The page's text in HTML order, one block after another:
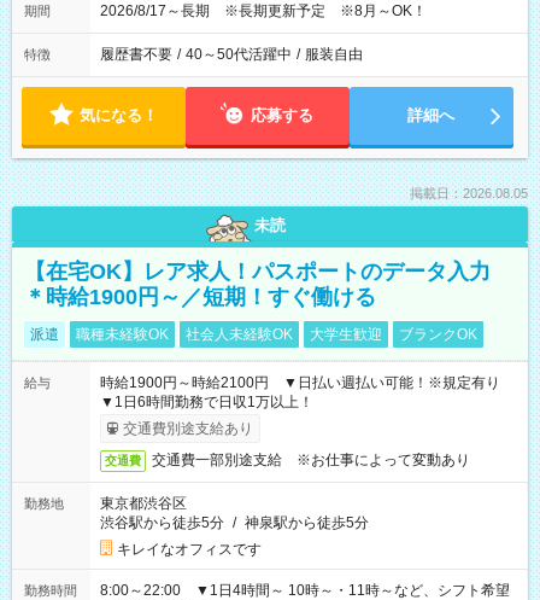
期間 2026/8/17～長期 ※長期更新予定 ※8月～OK！
特徴 履歴書不要 / 40～50代活躍中 / 服装自由
気になる！ 応募する 詳細へ
掲載日：2026.08.05
未読
【在宅OK】レア求人！パスポートのデータ入力
＊時給1900円～／短期！すぐ働ける
派遣 職種未経験OK 社会人未経験OK 大学生歓迎 ブランクOK
給与
時給1900円～時給2100円 ▼日払い週払い可能！※規定有り
▼1日6時間勤務で日収1万以上！
交通費別途支給あり
交通費 交通費一部別途支給 ※お仕事によって変動あり
勤務地
東京都渋谷区
渋谷駅から徒歩5分 / 神泉駅から徒歩5分
キレイなオフィスです
勤務時間
8:00～22:00 ▼1日4時間～ 10時～・11時～など、シフト希望